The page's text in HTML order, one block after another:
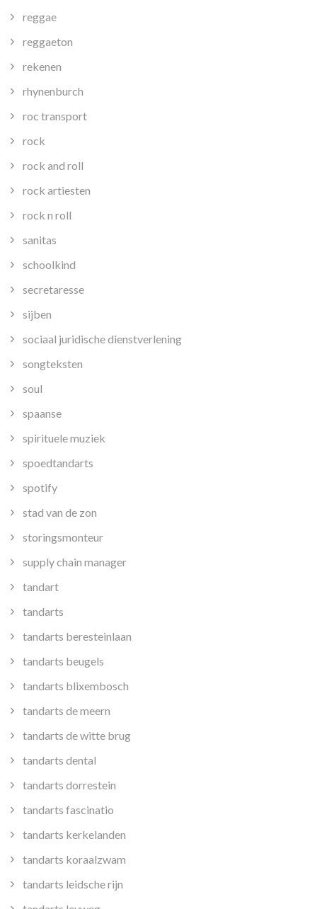
reggae
reggaeton
rekenen
rhynenburch
roc transport
rock
rock and roll
rock artiesten
rock n roll
sanitas
schoolkind
secretaresse
sijben
sociaal juridische dienstverlening
songteksten
soul
spaanse
spirituele muziek
spoedtandarts
spotify
stad van de zon
storingsmonteur
supply chain manager
tandart
tandarts
tandarts beresteinlaan
tandarts beugels
tandarts blixembosch
tandarts de meern
tandarts de witte brug
tandarts dental
tandarts dorrestein
tandarts fascinatio
tandarts kerkelanden
tandarts koraalzwam
tandarts leidsche rijn